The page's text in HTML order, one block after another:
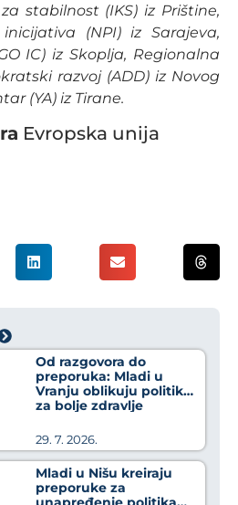
stabilnost (IKS) iz Prištine,
(NPI) iz Sarajeva,
IC) iz Skoplja, Regionalna
razvoj (ADD) iz Novog
(YA) iz Tirane.
Evropska unija
Od razgovora do
preporuka: Mladi u
Vranju oblikuju politike
za bolje zdravlje
29. 7. 2026.
Mladi u Nišu kreiraju
preporuke za